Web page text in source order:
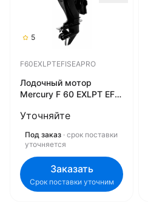
5
F60EXLPTEFISEAPRO
Лодочный мотор
Mercury F 60 EXLPT EFI
F60EXLPTEFISEAPRO
Уточняйте
Под заказ · срок поставки
уточняется
Заказать
Срок поставки уточним